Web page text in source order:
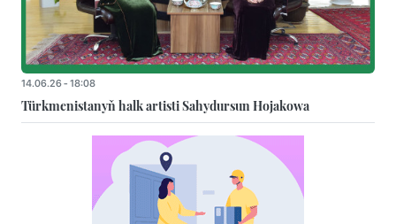
14.06.26 - 18:08
Türkmenistanyň halk artisti Sahydursun Hojakowa